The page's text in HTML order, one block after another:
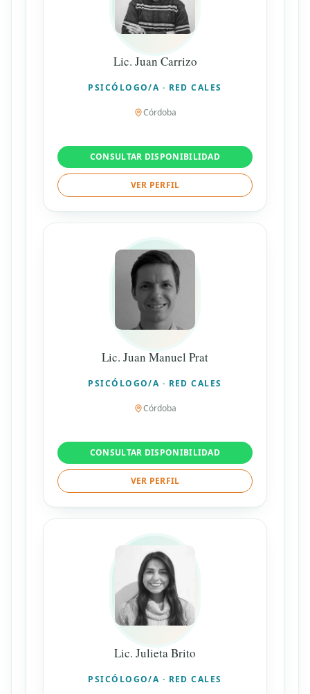
Lic. Juan Carrizo
PSICÓLOGO/A · RED CALES
Córdoba
CONSULTAR DISPONIBILIDAD
VER PERFIL
Lic. Juan Manuel Prat
PSICÓLOGO/A · RED CALES
Córdoba
CONSULTAR DISPONIBILIDAD
VER PERFIL
Lic. Julieta Brito
PSICÓLOGO/A · RED CALES